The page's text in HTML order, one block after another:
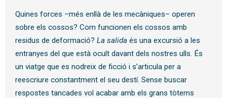
Quines forces –més enllà de les mecàniques– operen
sobre els cossos? Com funcionen els cossos amb
residus de deformació? La salida és una excursió a les
entranyes del que està ocult davant dels nostres ulls. És
un viatge que es nodreix de ficció i s’articula per a
reescriure constantment el seu destí. Sense buscar
respostes tancades vol acabar amb els grans tòtems